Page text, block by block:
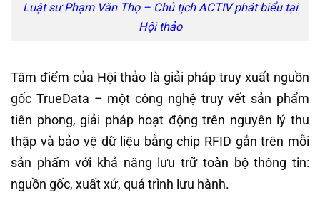
Luật sư Phạm Văn Thọ – Chủ tịch ACTIV phát biểu tại
Hội thảo
Tâm điểm của Hội thảo là giải pháp truy xuất nguồn
gốc TrueData – một công nghệ truy vết sản phẩm
tiên phong, giải pháp hoạt động trên nguyên lý thu
thập và bảo vệ dữ liệu bằng chip RFID gắn trên mỗi
sản phẩm với khả năng lưu trữ toàn bộ thông tin:
nguồn gốc, xuất xứ, quá trình lưu hành.